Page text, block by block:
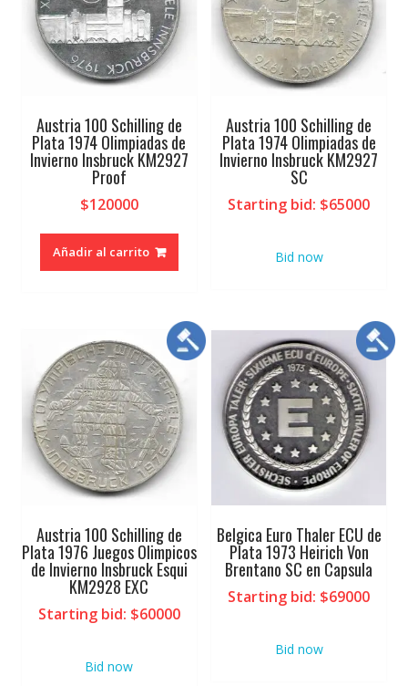
Austria 100 Schilling de
Plata 1974 Olimpiadas de
Invierno Insbruck KM2927
Proof
$120000
Añadir al carrito
Austria 100 Schilling de
Plata 1974 Olimpiadas de
Invierno Insbruck KM2927
SC
Starting bid: $65000
Bid now
Austria 100 Schilling de
Plata 1976 Juegos Olimpicos
de Invierno Insbruck Esqui
KM2928 EXC
Starting bid: $60000
Bid now
Belgica Euro Thaler ECU de
Plata 1973 Heirich Von
Brentano SC en Capsula
Starting bid: $69000
Bid now